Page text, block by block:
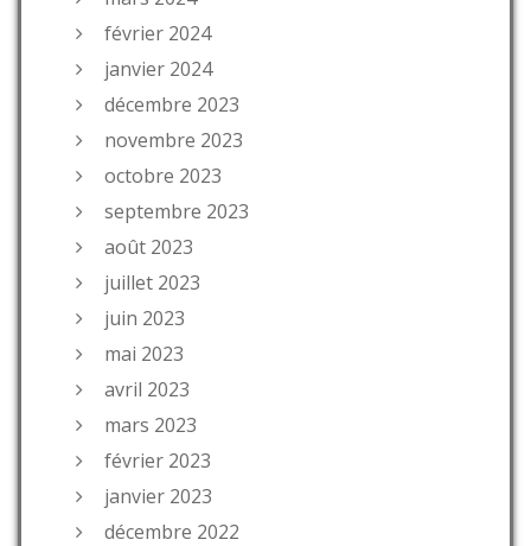
février 2024
janvier 2024
décembre 2023
novembre 2023
octobre 2023
septembre 2023
août 2023
juillet 2023
juin 2023
mai 2023
avril 2023
mars 2023
février 2023
janvier 2023
décembre 2022